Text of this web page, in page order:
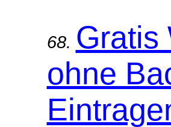
68. Gratis
ohne